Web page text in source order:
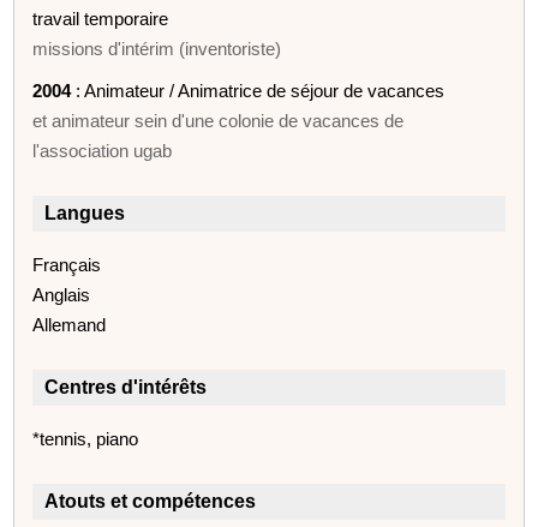
travail temporaire
missions d'intérim (inventoriste)
2004: Animateur / Animatrice de séjour de vacances
et animateur sein d'une colonie de vacances de
l'association ugab
Langues
Français
Anglais
Allemand
Centres d'intérêts
*tennis, piano
Atouts et compétences